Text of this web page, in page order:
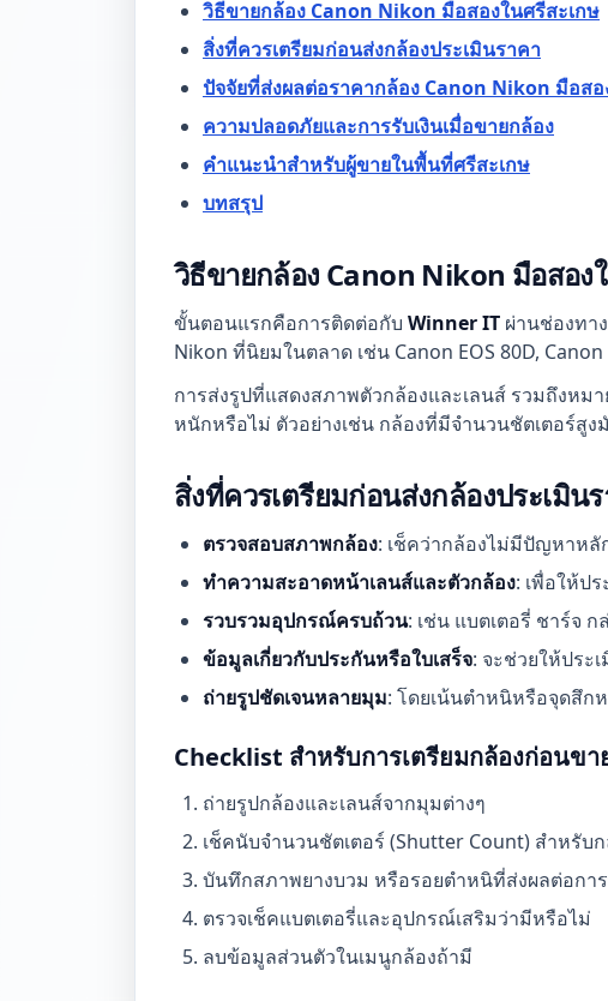
วิธีขายกล้อง Canon Nikon มือสองในศรีสะเกษ
สิ่งที่ควรเตรียมก่อนส่งกล้องประเมินราคา
ปัจจัยที่ส่งผลต่อราคากล้อง Canon Nikon มือสอ
ความปลอดภัยและการรับเงินเมื่อขายกล้อง
คำแนะนำสำหรับผู้ขายในพื้นที่ศรีสะเกษ
บทสรุป
วิธีขายกล้อง Canon Nikon มือสอง
ขั้นตอนแรกคือการติดต่อกับ Winner IT ผ่านช่องทา
Nikon ที่นิยมในตลาด เช่น Canon EOS 80D,
การส่งรูปที่แสดงสภาพตัวกล้องและเลนส์ รวมถึงหม
หนักหรือไม่ ตัวอย่างเช่น กล้องที่มีจำนวนชัตเตอร์สูง
สิ่งที่ควรเตรียมก่อนส่งกล้องประเมิน
ตรวจสอบสภาพกล้อง: เช็คว่ากล้องไม่มีปัญหาหลั
ทำความสะอาดหน้าเลนส์และตัวกล้อง: เพื่อให้ป
รวบรวมอุปกรณ์ครบถ้วน: เช่น แบตเตอรี่ ชาร์จ
ข้อมูลเกี่ยวกับประกันหรือใบเสร็จ: จะช่วยให้ประ
ถ่ายรูปชัดเจนหลายมุม: โดยเน้นตำหนิหรือจุดสึก
Checklist สำหรับการเตรียมกล้องก่อนขา
ถ่ายรูปกล้องและเลนส์จากมุมต่างๆ
เช็คนับจำนวนชัตเตอร์ (Shutter Count) สำหรับก
บันทึกสภาพยางบวม หรือรอยตำหนิที่ส่งผลต่อกา
ตรวจเช็คแบตเตอรี่และอุปกรณ์เสริมว่ามีหรือไม่
ลบข้อมูลส่วนตัวในเมนูกล้องถ้ามี